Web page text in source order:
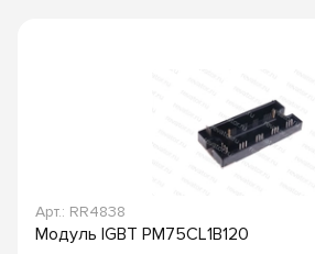
Арт.: RR4838
Модуль IGBT PM75CL1B120